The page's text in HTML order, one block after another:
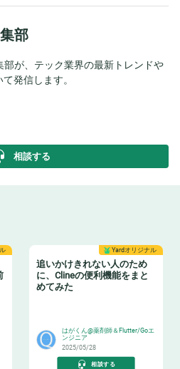
部
部が、テック業界の最新トレンドや
発信します。
相談する
Yardオリジナル
追いかけきれない人のため
に、Clineの便利機能をまと
めてみた
はがくん@薬剤師＆Flutter/Goエ
ンジニア
2025/05/28
相談する